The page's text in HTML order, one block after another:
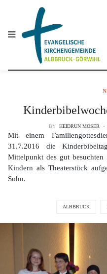
BY HEIDRUN MOSER
Mit einem
31.7.2016 die
Mittelpunkt des gut besuchten
Kindern als Theaterstück
Sohn.
ALBBRUCK